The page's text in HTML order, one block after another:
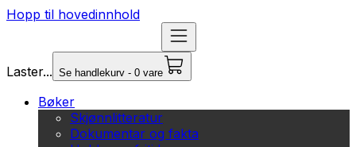
Hopp til hovedinnhold
Laster... Se handlekurv - 0 vare
Bøker
Skjønnlitteratur
Dokumentar og fakta